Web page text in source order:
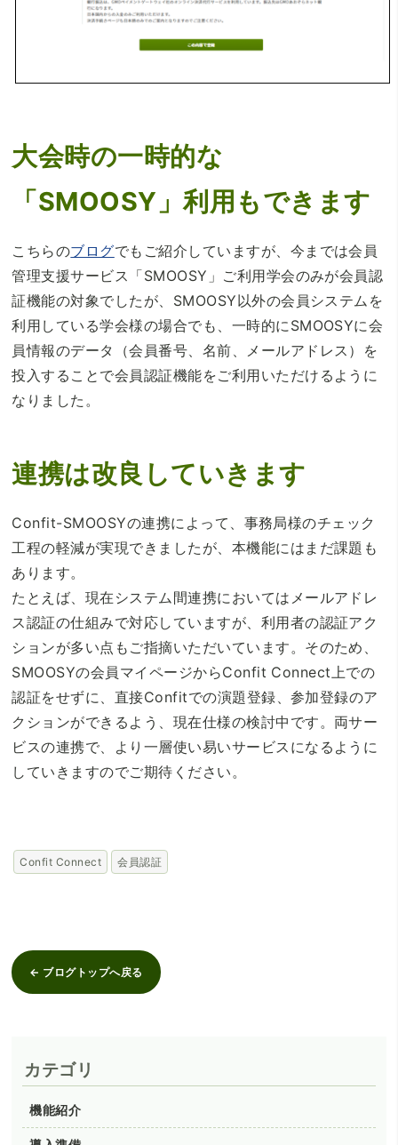
大会時の一時的な
「SMOOSY」利用もできます
こちらのブログでもご紹介していますが、今までは会員
管理支援サービス「SMOOSY」ご利用学会のみが会員認
証機能の対象でしたが、SMOOSY以外の会員システムを
利用している学会様の場合でも、一時的にSMOOSYに会
員情報のデータ（会員番号、名前、メールアドレス）を
投入することで会員認証機能をご利用いただけるように
なりました。
連携は改良していきます
Confit-SMOOSYの連携によって、事務局様のチェック
工程の軽減が実現できましたが、本機能にはまだ課題も
あります。
たとえば、現在システム間連携においてはメールアドレ
ス認証の仕組みで対応していますが、利用者の認証アク
ションが多い点もご指摘いただいています。そのため、
SMOOSYの会員マイページからConfit Connect上での
認証をせずに、直接Confitでの演題登録、参加登録のア
クションができるよう、現在仕様の検討中です。両サー
ビスの連携で、より一層使い易いサービスになるように
していきますのでご期待ください。
Confit Connect 会員認証
← ブログトップへ戻る
カテゴリ
機能紹介